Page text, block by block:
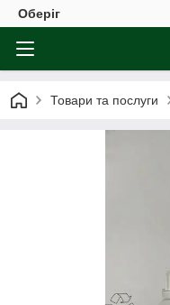
Оберіг
Товари та послуги